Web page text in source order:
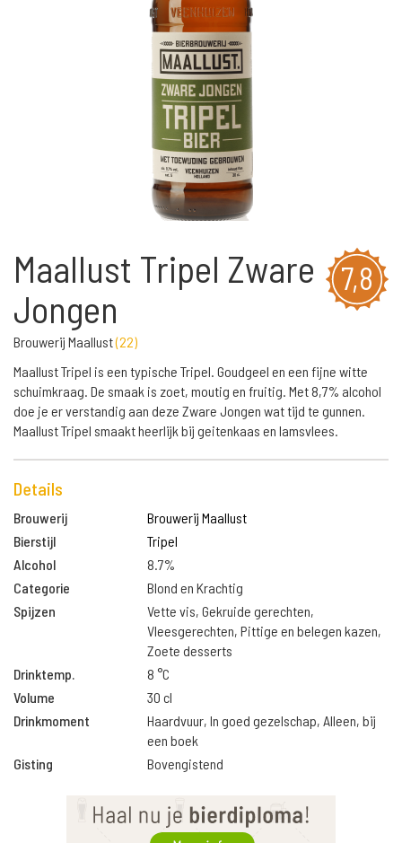
7,8
Maallust Tripel Zware
Jongen
Brouwerij Maallust(22)
Maallust Tripel is een typische Tripel. Goudgeel en een fijne witte
schuimkraag. De smaak is zoet, moutig en fruitig. Met 8,7% alcohol
doe je er verstandig aan deze Zware Jongen wat tijd te gunnen.
Maallust Tripel smaakt heerlijk bij geitenkaas en lamsvlees.
Details
Brouwerij
Brouwerij Maallust
Bierstijl
Tripel
Alcohol
8.7%
Categorie
Blond en Krachtig
Spijzen
Vette vis, Gekruide gerechten,
Vleesgerechten, Pittige en belegen kazen,
Zoete desserts
Drinktemp.
8 °C
Volume
30 cl
Drinkmoment
Haardvuur, In goed gezelschap, Alleen, bij
een boek
Gisting
Bovengistend